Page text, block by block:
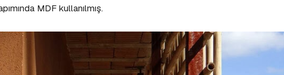
MDF kullanılmış.